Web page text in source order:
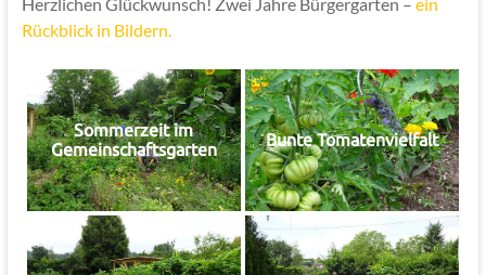
Rückblick in Bildern.
Sommerzeit im
Gemeinschaftsgarten
Bunte Tomatenvielfalt